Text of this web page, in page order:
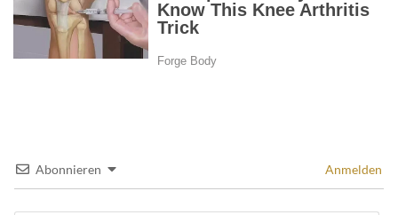
Abonnieren Anmelden